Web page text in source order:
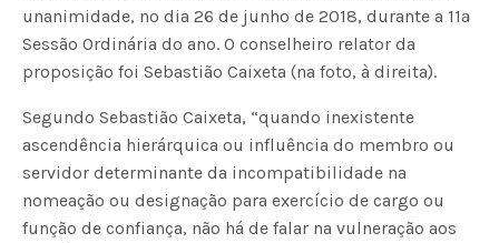
unanimidade, no dia 26 de junho de 2018, durante a 11ª
Sessão Ordinária do ano. O conselheiro relator da
proposição foi Sebastião Caixeta (na foto, à direita).
Segundo Sebastião Caixeta, “quando inexistente
ascendência hierárquica ou influência do membro ou
servidor determinante da incompatibilidade na
nomeação ou designação para exercício de cargo ou
função de confiança, não há de falar na vulneração aos